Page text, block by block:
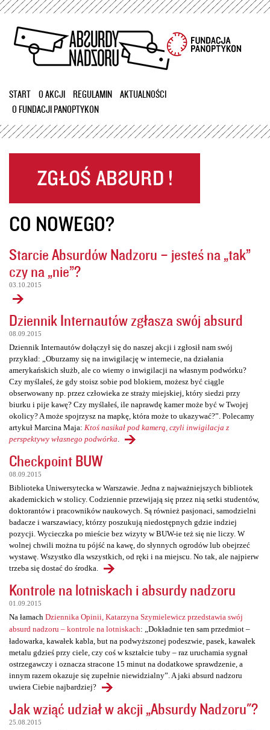
Przejdź
treści
START O AKCJI REGULAMIN
AKTUALNOŚCI
O FUNDACJI PANOPTYKON
CO NOWEGO?
Starcie Absurdów Nadzoru – jesteś na „tak”
czy na „nie”?
03.10.2015
Dziennik Internautów zgłasza swój absurd
08.09.2015
Dziennik Internautów dołączył się do naszej akcji i zgłosił nam swój
przykład: „Oburzamy się na inwigilację w internecie, na działania
amerykańskich służb, ale co wiemy o inwigilacji na własnym podwórku?
Czy myślałeś, że gdy stoisz sobie pod blokiem, możesz być ciągle
obserwowany np. przez człowieka ze straży miejskiej, który siedzi przy
biurku i pije kawę? Czy myślałeś, ile naprawdę kamer może być w Twojej
okolicy? A może spojrzysz na mapkę, która może to ukazywać?”. Polecamy
artykuł Marcina Maja: Ktoś nasikał pod kamerą, czyli inwigilacja z
perspektywy własnego podwórka
Checkpoint BUW
08.09.2015
Biblioteka Uniwersytecka w Warszawie. Jedna z najważniejszych bibliotek
akademickich w stolicy. Codziennie przewijają się przez nią setki studentów,
doktorantów i pracowników naukowych. Są również pasjonaci, samodzielni
badacze i warszawiacy, którzy poszukują niedostępnych gdzie indziej
pozycji. Wycieczka po mieście bez wizyty w BUW-ie też się nie liczy. W
wolnej chwili można tu pójść na kawę, do słynnych ogrodów lub obejrzeć
wystawę. Wszystko dla wszystkich, od ręki i na miejscu. No tak, ale najpierw
trzeba się dostać do środka.
Kontrole na lotniskach i absurdy nadzoru
01.09.2015
Na łamach Dziennika Opinii, Katarzyna Szymielewicz przedstawia swój
absurd nadzoru – kontrole na lotniskach: „Dokładnie ten sam przedmiot –
ładowarka, kawałek kabla, but na podwyższonej podeszwie, pasek, kawałek
metalu gdzieś przy ciele, czy coś w kształcie tuby – raz uruchamia sygnał
ostrzegawczy i oznacza stracone 15 minut na dodatkowe sprawdzenie, a
innym razem okazuje się zupełnie niewidzialny”. A jaki absurd nadzoru
uwiera Ciebie najbardziej?
Jak wziąć udział w akcji „Absurdy Nadzoru"?
25.08.2015